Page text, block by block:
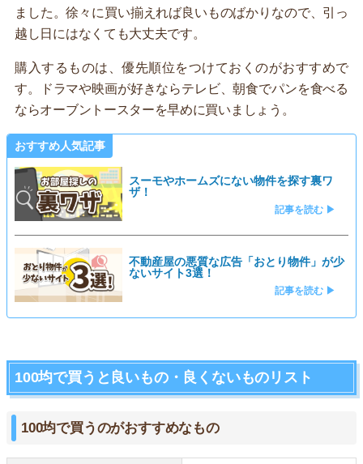
ました。徐々に買い揃えれば良いものばかりなので、引っ
越し日にはなくても大丈夫です。
購入するものは、優先順位をつけておくのがおすすめで
す。ドラマや映画が好きならテレビ、朝食でパンを食べる
ならオーブントースターを早めに買いましょう。
おすすめ人気記事
スーモやホームズにない物件を探す裏ワ
ザ！
記事を読む ▶
不動産屋の悪質な広告「おとり物件」が少
ないサイト3選！
記事を読む ▶
100均で買うと良いもの・良くないものリスト
100均で買うのがおすすめなもの